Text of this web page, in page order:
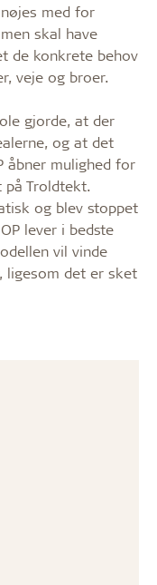
med for
skal have
de konkrete behov
veje og broer.
gjorde, at der
og at det
åbner mulighed for
Troldtekt.
og blev stoppet
lever i bedste
vil vinde
ligesom det er sket